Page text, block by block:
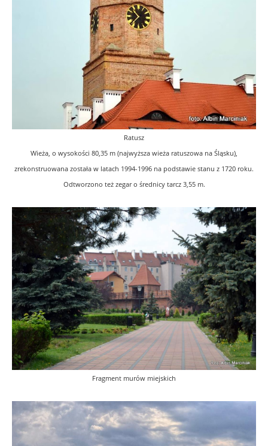
Ratusz
Wieża, o wysokości 80,35 m (najwyższa wieża ratuszowa na Śląsku),
zrekonstruowana została w latach 1994-1996 na podstawie stanu z 1720 roku.
Odtworzono też zegar o średnicy tarcz 3,55 m.
Fragment murów miejskich